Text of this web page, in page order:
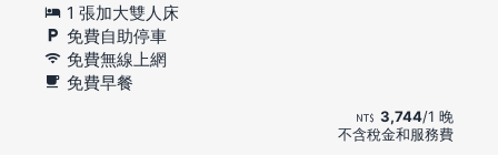
1 張加大雙人床
免費自助停車
免費無線上網
免費早餐
3,744/1 晚
不含稅金和服務費